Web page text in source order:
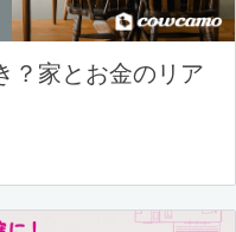
？家とお金のリア